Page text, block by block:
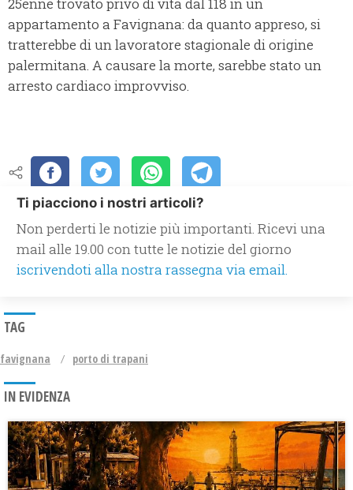
appartamento a Favignana: da quanto appreso, si
tratterebbe di un lavoratore stagionale di origine
palermitana. A causare la morte, sarebbe stato un
arresto cardiaco improvviso.
Ti piacciono i nostri articoli?
Non perderti le notizie più importanti. Ricevi una
mail alle 19.00 con tutte le notizie del giorno
iscrivendoti alla nostra rassegna via email.
TAG
favignana porto di trapani
IN EVIDENZA